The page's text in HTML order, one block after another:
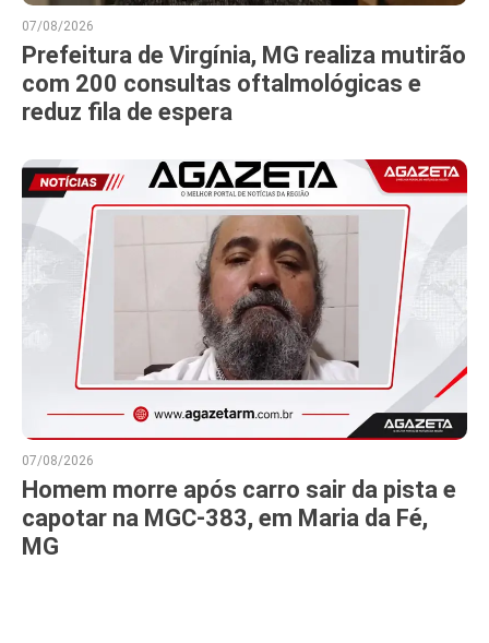
07/08/2026
Prefeitura de Virgínia, MG realiza mutirão
com 200 consultas oftalmológicas e
reduz fila de espera
07/08/2026
Homem morre após carro sair da pista e
capotar na MGC-383, em Maria da Fé,
MG